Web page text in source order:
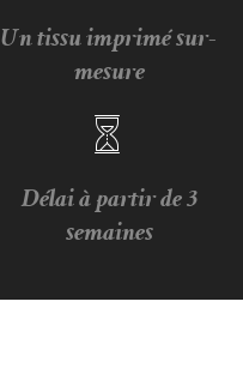
Un tissu imprimé sur-
mesure
Délai à partir de 3
semaines